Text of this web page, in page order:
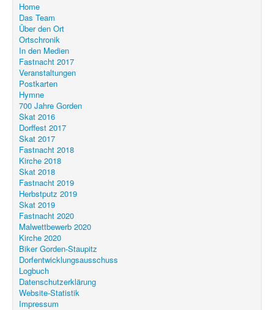
Home
Das Team
Über den Ort
Ortschronik
In den Medien
Fastnacht 2017
Veranstaltungen
Postkarten
Hymne
700 Jahre Gorden
Skat 2016
Dorffest 2017
Skat 2017
Fastnacht 2018
Kirche 2018
Skat 2018
Fastnacht 2019
Herbstputz 2019
Skat 2019
Fastnacht 2020
Malwettbewerb 2020
Kirche 2020
Biker Gorden-Staupitz
Dorfentwicklungsausschuss
Logbuch
Datenschutzerklärung
Website-Statistik
Impressum